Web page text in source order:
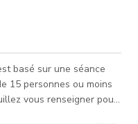
basé sur une séance
15 personnes ou moins